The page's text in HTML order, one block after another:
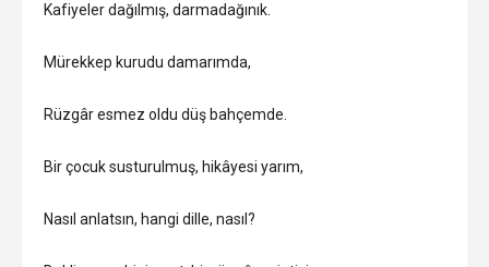
Kafiyeler dağılmış, darmadağınık.
Mürekkep kurudu damarımda,
Rüzgâr esmez oldu düş bahçemde.
Bir çocuk susturulmuş, hikâyesi yarım,
Nasıl anlatsın, hangi dille, nasıl?